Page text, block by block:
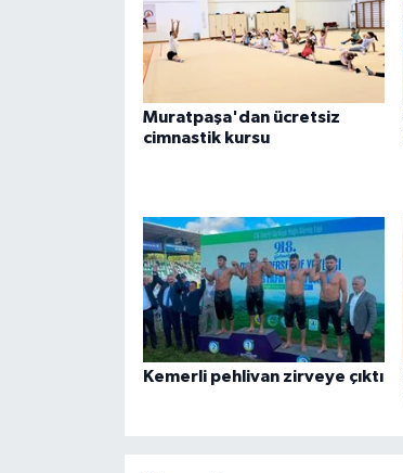
Muratpaşa'dan ücretsiz
cimnastik kursu
Kemerli pehlivan zirveye çıktı